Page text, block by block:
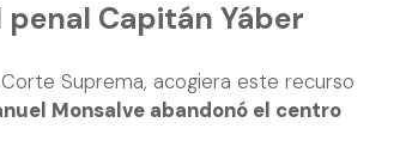
Capitán Yáber
Suprema, acogiera este recurso
Monsalve abandonó el centro